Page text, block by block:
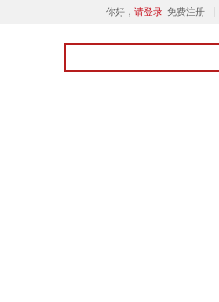
你好， 请登录 免费注册